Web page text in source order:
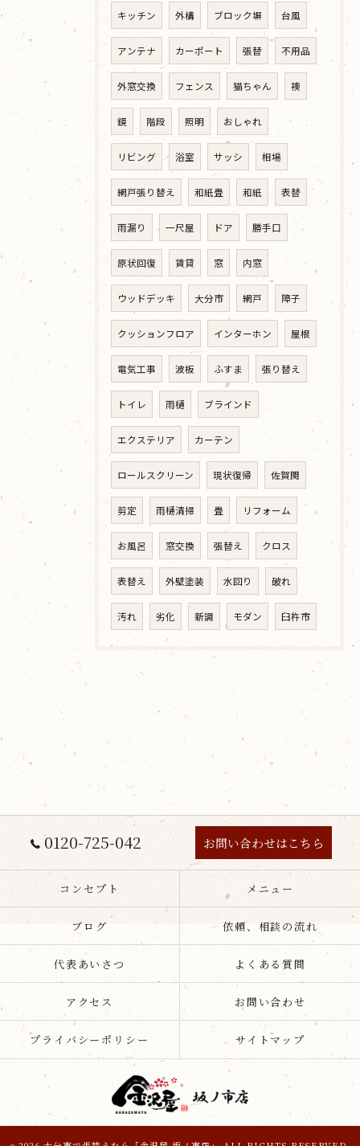
キッチン 外構 ブロック塀 台風
アンテナ カーポート 張替 不用品
外窓交換 フェンス 猫ちゃん 襖
鏡 階段 照明 おしゃれ
リビング 浴室 サッシ 相場
網戸張り替え 和紙畳 和紙 表替
雨漏り 一尺屋 ドア 勝手口
原状回復 賃貸 窓 内窓
ウッドデッキ 大分市 網戸 障子
クッションフロア インターホン 屋根
電気工事 波板 ふすま 張り替え
トイレ 雨樋 ブラインド
エクステリア カーテン
ロールスクリーン 現状復帰 佐賀関
剪定 雨樋清掃 畳 リフォーム
お風呂 窓交換 張替え クロス
表替え 外壁塗装 水回り 破れ
汚れ 劣化 新調 モダン 臼杵市
0120-725-042 お問い合わせはこちら
コンセプト メニュー
ブログ 依頼、相談の流れ
代表あいさつ よくある質問
アクセス お問い合わせ
プライバシーポリシー サイトマップ